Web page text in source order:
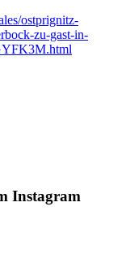
ostprignitz-
zu-gast-in-
Instagram